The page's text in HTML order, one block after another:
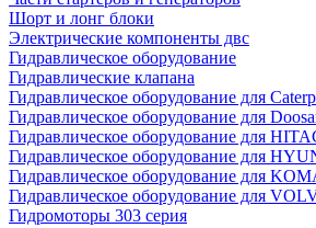
Шорт и лонг блоки
Электрические компоненты двс
Гидравлическое оборудование
Гидравлические клапана
Гидравлическое оборудование для
Гидравлическое оборудование для
Гидравлическое оборудование для
Гидравлическое оборудование для
Гидравлическое оборудование для
Гидравлическое оборудование для
Гидромоторы 303 серия